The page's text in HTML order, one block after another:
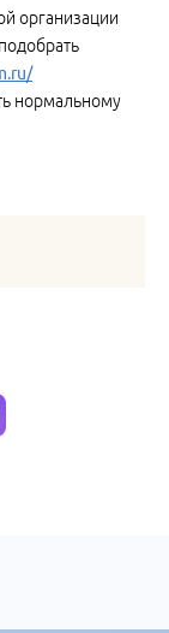
организации
нормальному